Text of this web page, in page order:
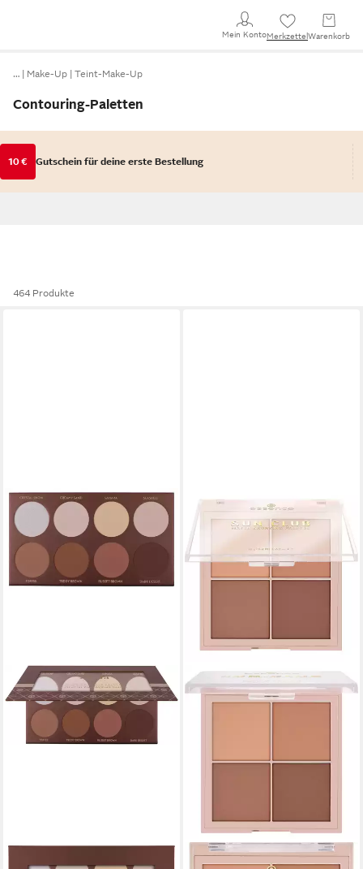
Mein KontoMerkzettel Warenkorb
… Make-Up Teint-Make-Up
Contouring-Paletten
10 € Gutschein für deine erste Bestellung
464 Produkte